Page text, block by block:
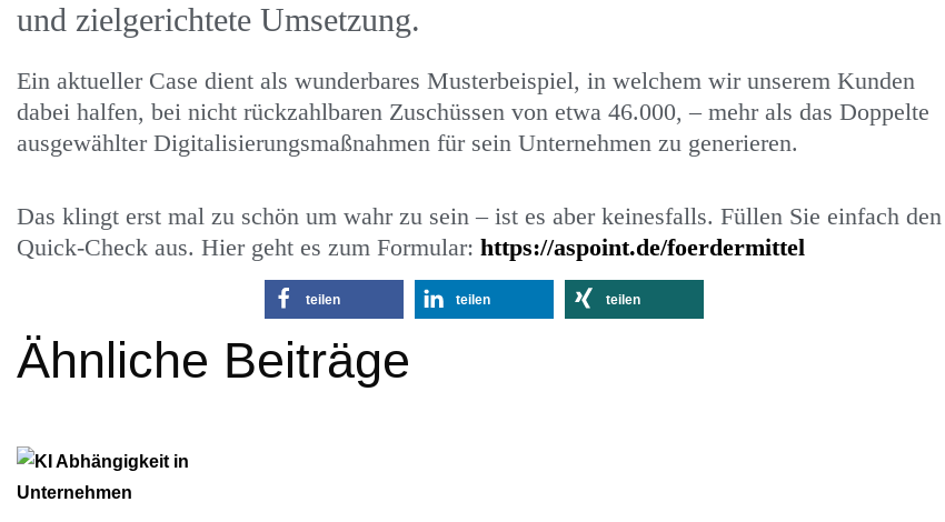
und zielgerichtete Umsetzung.
Ein aktueller Case dient als wunderbares Musterbeispiel, in welchem wir unserem Kunden
dabei halfen, bei nicht rückzahlbaren Zuschüssen von etwa 46.000, – mehr als das Doppelte
ausgewählter Digitalisierungsmaßnahmen für sein Unternehmen zu generieren.
Das klingt erst mal zu schön um wahr zu sein – ist es aber keinesfalls. Füllen Sie einfach den
Quick-Check aus. Hier geht es zum Formular: https://aspoint.de/foerdermittel
teilen teilen teilen
Ähnliche Beiträge